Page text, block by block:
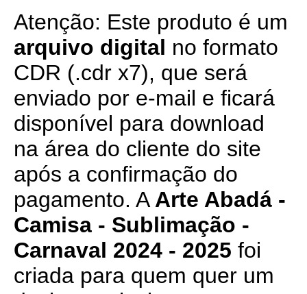
Atenção: Este produto é um
arquivo digital no formato
CDR (.cdr x7), que será
enviado por e-mail e ficará
disponível para download
na área do cliente do site
após a confirmação do
pagamento. A Arte Abadá -
Camisa - Sublimação -
Carnaval 2024 - 2025 foi
criada para quem quer um